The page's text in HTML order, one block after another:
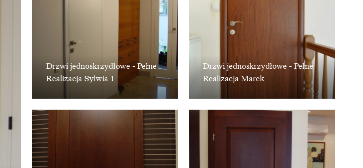
Drzwi jednoskrzydłowe - Pełne
Realizacja Sylwia 1
Drzwi jednoskrzydłowe - Pełne
Realizacja Marek